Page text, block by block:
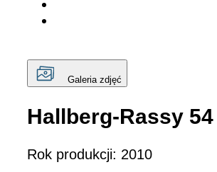
Galeria zdjęć
Hallberg-Rassy 54
Rok produkcji: 2010